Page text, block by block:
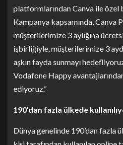
platformlarından Canva ile özel
Kampanya kapsamında, Canva
müşterilerimize 3 aylığına
işbirliğiyle, müşterilerimize 3
aşkın fayda sunmayı
Vodafone Happy
ediyoruz.”
190’dan fazla ülkede
Dünya genelinde 190’dan fazla